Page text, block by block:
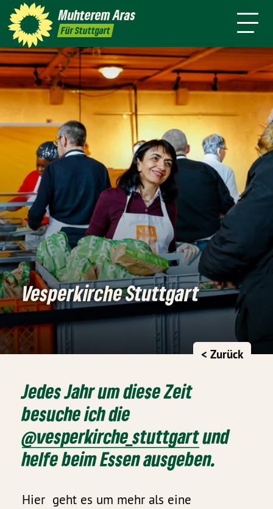
MuhteremAras
Für Stuttgart
Presse Kontakt Live
4 für
mich Stadt
Vesperkirche Stuttgart
< Zurück
Jedes Jahr um diese Zeit
besuche ich die
@vesperkirche_stuttgartund
helfe beim Essen ausgeben.
Hier geht es um mehr als eine